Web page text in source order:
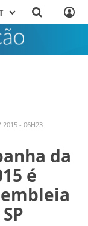
2015 - 06H23
da
é